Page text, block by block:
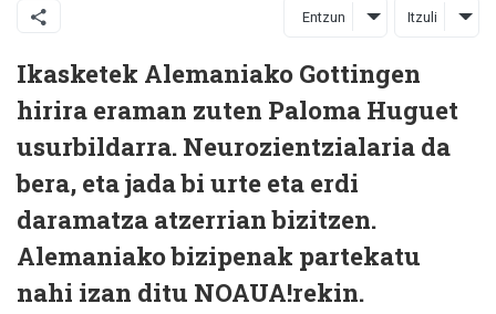
Entzun Itzuli
Ikasketek Alemaniako Gottingen
hirira eraman zuten Paloma Huguet
usurbildarra. Neurozientzialaria da
bera, eta jada bi urte eta erdi
daramatza atzerrian bizitzen.
Alemaniako bizipenak partekatu
nahi izan ditu NOAUA!rekin.